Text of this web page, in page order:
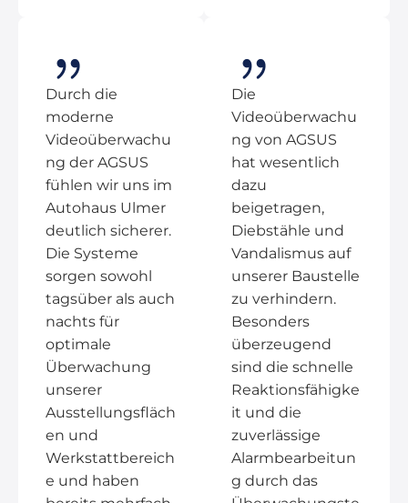
Durch die
moderne
Videoüberwachu
ng der AGSUS
fühlen wir uns im
Autohaus Ulmer
deutlich sicherer.
Die Systeme
sorgen sowohl
tagsüber als auch
nachts für
optimale
Überwachung
unserer
Ausstellungsfläch
en und
Werkstattbereich
e und haben
Die
Videoüberwachu
ng von AGSUS
hat wesentlich
dazu
beigetragen,
Diebstähle und
Vandalismus auf
unserer Baustelle
zu verhindern.
Besonders
überzeugend
sind die schnelle
Reaktionsfähigke
it und die
zuverlässige
Alarmbearbeitun
g durch das